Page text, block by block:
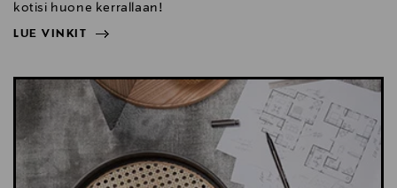
kotisi huone kerrallaan!
LUE VINKIT
LUE VINKIT